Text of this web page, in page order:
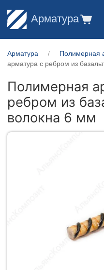
Арматура
Арматура Полимерная
арматура c ребром из
Полимерная
ребром из
волокна 6 мм